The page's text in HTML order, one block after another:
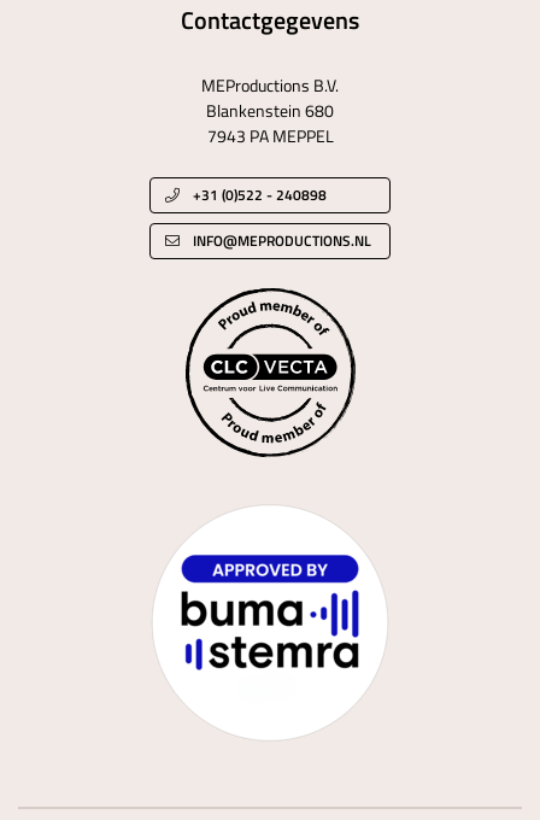
Contactgegevens
MEProductions B.V.
Blankenstein 680
7943 PA MEPPEL
+31 (0)522 - 240898
INFO@MEPRODUCTIONS.NL